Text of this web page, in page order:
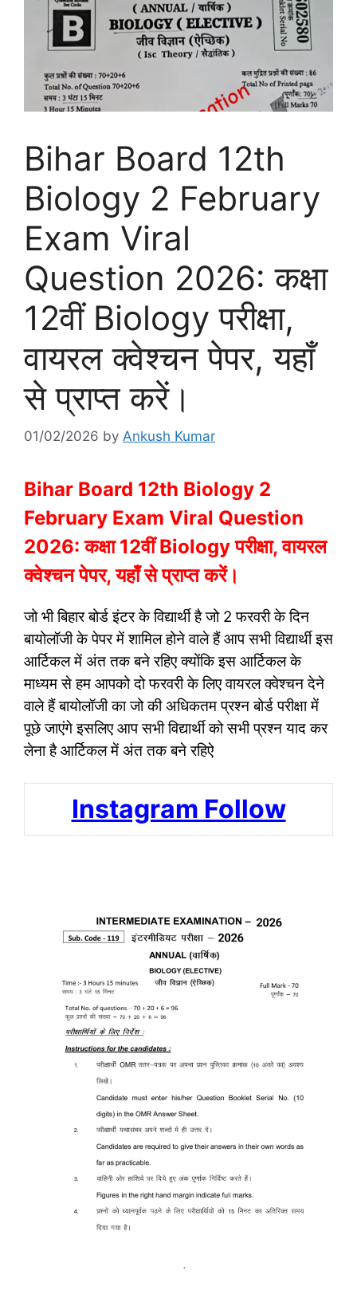
Bihar Board 12th
Biology 2 February
Exam Viral
Question 2026: कक्षा
12वीं Biology परीक्षा,
वायरल क्वेश्चन पेपर, यहाँ
से प्राप्त करें।
01/02/2026 by Ankush Kumar
Bihar Board 12th Biology 2
February Exam Viral Question
2026: कक्षा 12वीं Biology परीक्षा, वायरल
क्वेश्चन पेपर, यहाँ से प्राप्त करें।
जो भी बिहार बोर्ड इंटर के विद्यार्थी है जो 2 फरवरी के दिन
बायोलॉजी के पेपर में शामिल होने वाले हैं आप सभी विद्यार्थी इस
आर्टिकल में अंत तक बने रहिए क्योंकि इस आर्टिकल के
माध्यम से हम आपको दो फरवरी के लिए वायरल क्वेश्चन देने
वाले हैं बायोलॉजी का जो की अधिकतम प्रश्न बोर्ड परीक्षा में
पूछे जाएंगे इसलिए आप सभी विद्यार्थी को सभी प्रश्न याद कर
लेना है आर्टिकल में अंत तक बने रहिऐ
Instagram Follow